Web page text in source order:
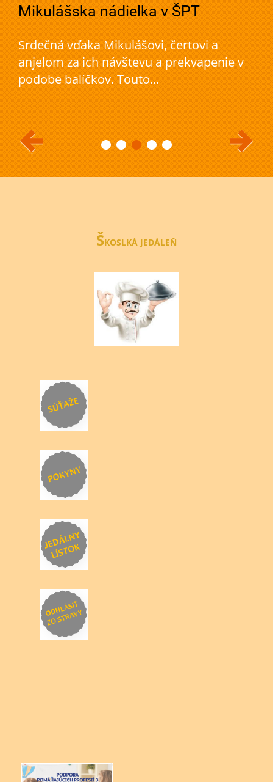
Mikulášska nádielka v ŠPT
Srdečná vďaka Mikulášovi, čertovi a
anjelom za ich návštevu a prekvapenie v
podobe balíčkov. Touto...
ŠKOSLKÁ JEDÁLEŇ